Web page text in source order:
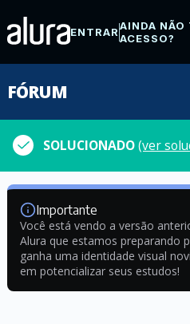
ENTRARAINDA NÃO
ACESSO?
FÓRUM
SOLUCIONADO(ver
Importante
Você está vendo a versão
Alura que estamos preparando
ganha uma identidade visual
em potencializar seus estudos!